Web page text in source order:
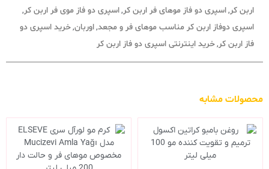
اربن کر,اسپری دو فاز موهای فر اربن کر,اسپری دو فاز موی فر اربن کر,
اسپری دوفاز اربن کر مناسب موهای فر و مجعد,اوربان,خرید اسپری دو
فاز اربن کر,خرید اینترنتی اسپری دو فاز اربن کر
محصولات مشابه